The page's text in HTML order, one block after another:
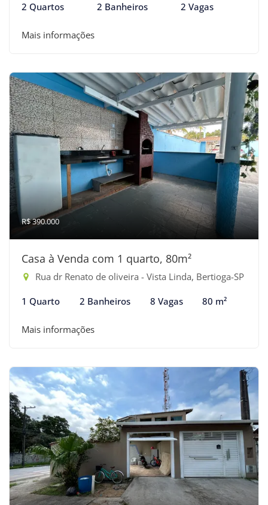
2 Quartos 2 Banheiros 2 Vagas
Mais informações
R$ 390.000
Casa à Venda com 1 quarto, 80m²
Rua dr Renato de oliveira - Vista Linda, Bertioga-SP
1 Quarto 2 Banheiros 8 Vagas 80 m²
Mais informações